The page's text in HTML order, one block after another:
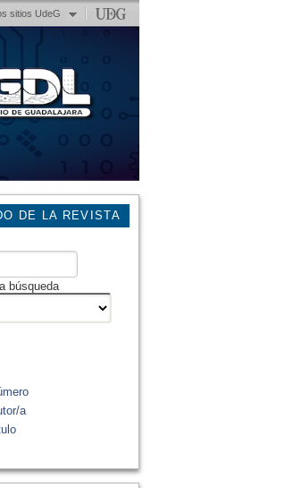
sitios UdeG
DE LA REVISTA
búsqueda
a